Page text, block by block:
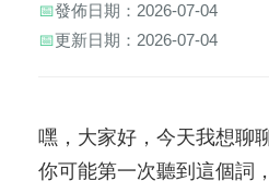
📅發佈日期：2026-07-04
📅更新日期：2026-07-04
嘿，大家好，今天我想聊
你可能第一次聽到這個詞